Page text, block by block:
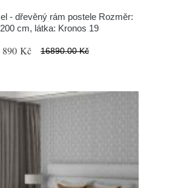
- dřevěný rám postele Rozměr:
cm, látka: Kronos 19
890 Kč 16890.00 Kč